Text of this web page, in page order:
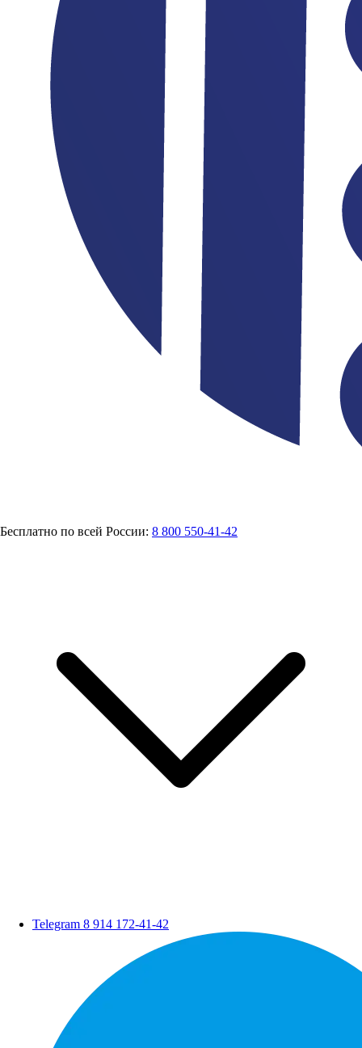
Бесплатно по всей России: 8 800 550-41-42
Telegram 8 914 172-41-42